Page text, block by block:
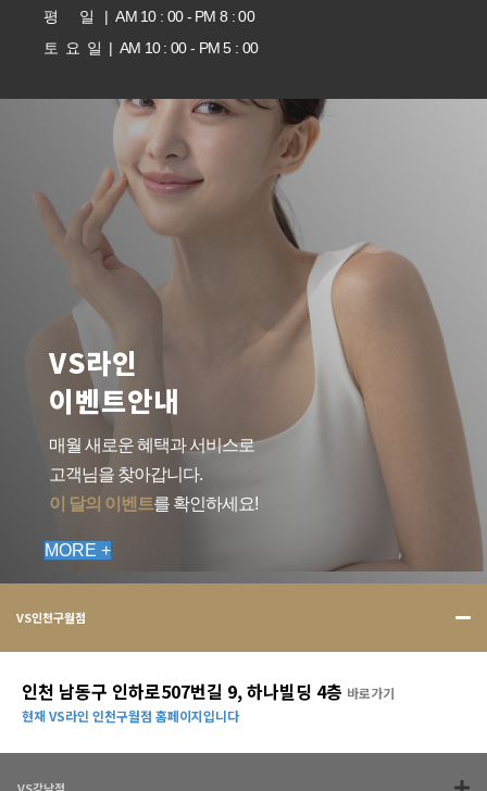
평 일 | AM 10 : 00 - PM 8 : 00
토 요 일 | AM 10 : 00 - PM 5 : 00
VS라인
이벤트안내
매월 새로운 혜택과 서비스로
고객님을 찾아갑니다.
이 달의 이벤트를 확인하세요!
MORE +
VS인천구월점
인천 남동구 인하로507번길 9, 하나빌딩 4층 바로가기
현재 VS라인 인천구월점 홈페이지입니다